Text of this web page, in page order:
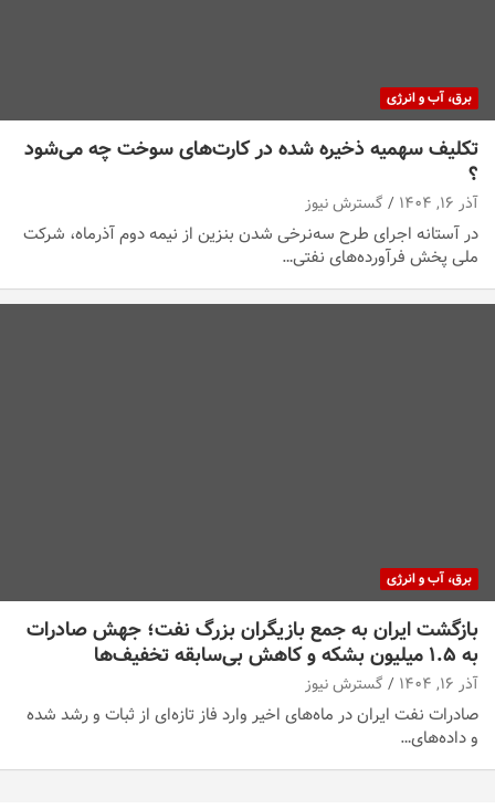
برق، آب و انرژی
تکلیف سهمیه ذخیره شده در کارت‌های سوخت چه می‌شود
؟
آذر ۱۶, ۱۴۰۴ گسترش نیوز
در آستانه اجرای طرح سه‌نرخی شدن بنزین از نیمه دوم آذرماه، شرکت
ملی پخش فرآورده‌های نفتی…
برق، آب و انرژی
بازگشت ایران به جمع بازیگران بزرگ نفت؛ جهش صادرات
به ۱.۵ میلیون بشکه و کاهش بی‌سابقه تخفیف‌ها
آذر ۱۶, ۱۴۰۴ گسترش نیوز
صادرات نفت ایران در ماه‌های اخیر وارد فاز تازه‌ای از ثبات و رشد شده
و داده‌های…